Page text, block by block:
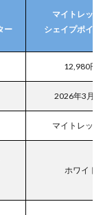
ー
マイトレッ
シェイプポイ
12,980円
2026年3月3
マイトレッ
ホワイト